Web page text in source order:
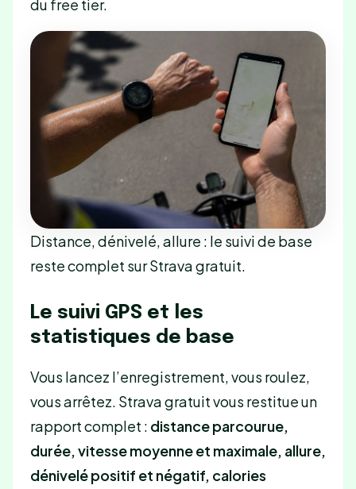
du free tier.
Distance, dénivelé, allure : le suivi de base
reste complet sur Strava gratuit.
Le suivi GPS et les
statistiques de base
Vous lancez l’enregistrement, vous roulez,
vous arrêtez. Strava gratuit vous restitue un
rapport complet : distance parcourue,
durée, vitesse moyenne et maximale, allure,
dénivelé positif et négatif, calories